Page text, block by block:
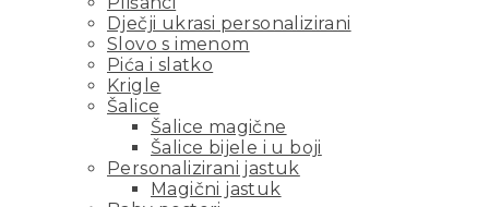
Dječji ukrasi personalizirani
Slovo s imenom
Pića i slatko
Krigle
Šalice
Šalice magične
Šalice bijele i u boji
Personalizirani jastuk
Magični jastuk